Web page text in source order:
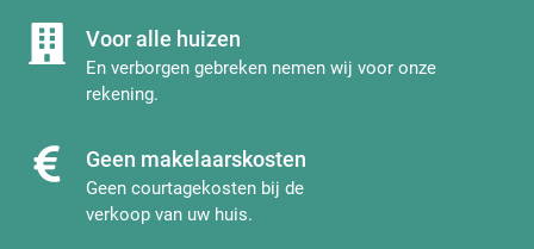
Voor alle huizen
En verborgen gebreken nemen wij voor onze
rekening.
Geen makelaarskosten
Geen courtagekosten bij de
verkoop van uw huis.